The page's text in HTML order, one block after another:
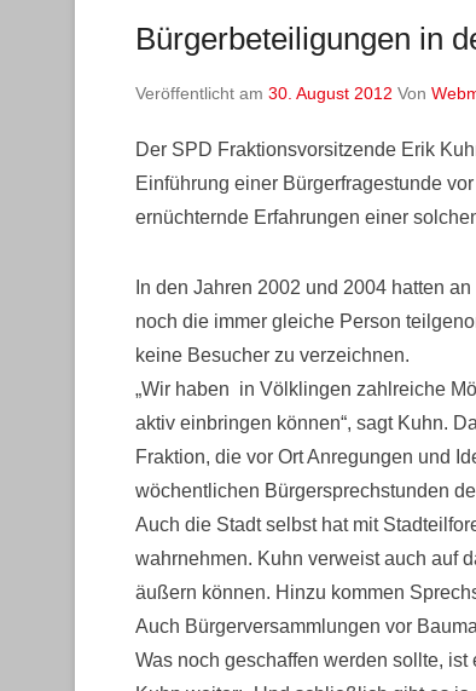
Bürgerbeteiligungen in
Veröffentlicht am 30. August 2012 Von
Der SPD Fraktionsvorsitzende Erik
Einführung einer Bürgerfragestunde
ernüchternde Erfahrungen einer
In den Jahren 2002 und 2004 hatten
noch die immer gleiche Person
keine Besucher zu verzeichnen.
„Wir haben in Völklingen zahlreiche
aktiv einbringen können“, sagt Kuhn.
Fraktion, die vor Ort Anregungen und
wöchentlichen Bürgersprechstunden
Auch die Stadt selbst hat mit
wahrnehmen. Kuhn verweist auch auf
äußern können. Hinzu kommen
Auch Bürgerversammlungen vor
Was noch geschaffen werden sollte,